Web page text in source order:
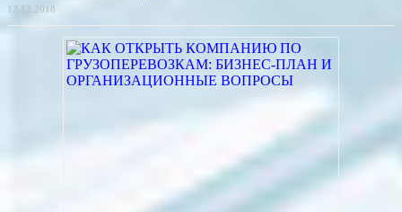
12.12.2018